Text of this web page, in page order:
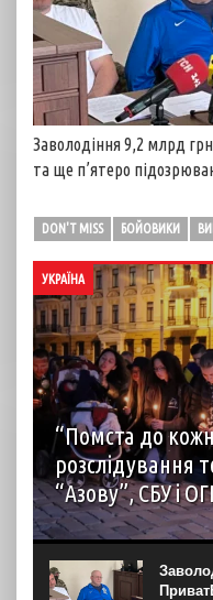
Заволодіння 9,2 млрд
та ще п’ятеро
DON'T MISS БОЙОВИКИ
УКРАЇНА
“Помста до
розслідування
“Азову”, СБУ і
автор: Наталія
“азовців” в Оленівці
Мовляв, списки
вибух, укладав